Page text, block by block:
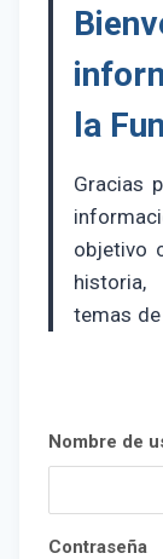
la
Gracias
objetivo
temas
Nombre de
Contraseña